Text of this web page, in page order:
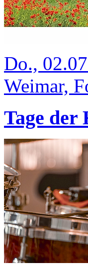
Do.,
Weimar,
Tage der